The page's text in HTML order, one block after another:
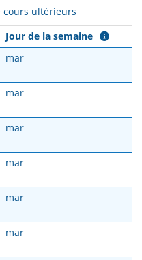
cours ultérieurs
Jour de la semaine
mar
mar
mar
mar
mar
mar